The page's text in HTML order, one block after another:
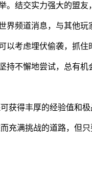
结交实力强大的盟友
频道消息，与其他玩
考虑埋伏偷袭，抓住
不懈地尝试，总有机
得丰厚的经验值和
满挑战的道路，但